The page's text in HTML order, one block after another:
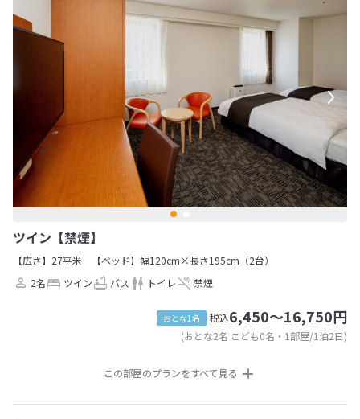
ツイン【禁煙】
【広さ】27平米
【ベッド】幅120cm×長さ195cm（2台）
2名
ツイン バス トイレ 禁煙
おとな1名 税込6,450～16,750円
(おとな2名 こども0名・1部屋/1泊2日)
この部屋のプランをすべて見る